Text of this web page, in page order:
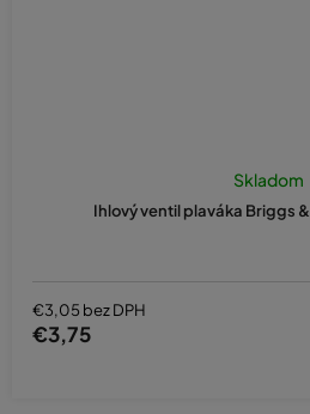
Ihlový ventil plaváka Briggs
Skladom
€3,05 bez DPH
€3,75